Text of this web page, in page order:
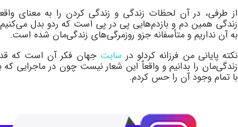
از طرفی، در آن لحظات زندگی و زندگی کردن را به معنای
زندگی همین دم و بازدم‌هایی پی در پی است که ردو بدل
به آن نداریم و متأسفانه جزو روزمرگی‌های زندگی‌مان شده‌ است.
نکته پایانی من فرزانه کردلو در سایت جهان فکر آن است که
زندگی‌مان را بدانیم و واقعاٌ این شعار نیست چون در ماجرایی که
با تمام وجود آن را حس کردم.